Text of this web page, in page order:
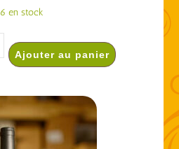
6 en stock
Ajouter au panier